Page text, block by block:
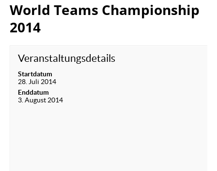
World Teams Championship
2014
Veranstaltungsdetails
Startdatum
28. Juli 2014
Enddatum
3. August 2014